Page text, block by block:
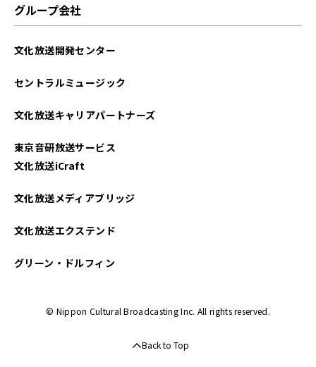
2024年07月
2024年02月
2024年01月
2023年12月
グループ会社
文化放送開発センター
セントラルミュージック
文化放送キャリアパートナーズ
東京音研放送サービス
文化放送iCraft
文化放送メディアブリッジ
文化放送エクステンド
グリーン・ドルフィン
© Nippon Cultural Broadcasting Inc. All rights reserved.
Back to Top